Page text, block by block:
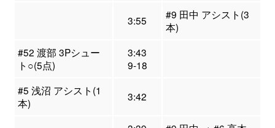
3:55
#9 田中 アシスト(3
本)
#52 渡部 3Pシュー
ト○(5点)
3:43
9-18
#5 浅沼 アシスト(1
本)
3:42